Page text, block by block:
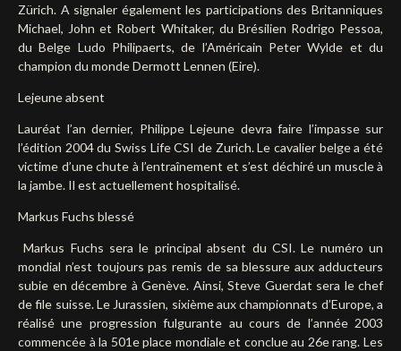
Zürich. A signaler également les participations des Britanniques
Michael, John et Robert Whitaker, du Brésilien Rodrigo Pessoa,
du Belge Ludo Philipaerts, de l’Américain Peter Wylde et du
champion du monde Dermott Lennen (Eire).
Lejeune absent
Lauréat l’an dernier, Philippe Lejeune devra faire l’impasse sur
l’édition 2004 du Swiss Life CSI de Zurich. Le cavalier belge a été
victime d’une chute à l’entraînement et s’est déchiré un muscle à
la jambe. Il est actuellement hospitalisé.
Markus Fuchs blessé
Markus Fuchs sera le principal absent du CSI. Le numéro un
mondial n’est toujours pas remis de sa blessure aux adducteurs
subie en décembre à Genève. Ainsi, Steve Guerdat sera le chef
de file suisse. Le Jurassien, sixième aux championnats d’Europe, a
réalisé une progression fulgurante au cours de l’année 2003
commencée à la 501e place mondiale et conclue au 26e rang. Les